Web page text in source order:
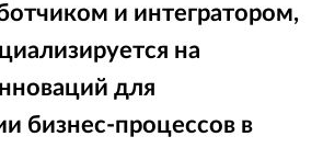
и интегратором,
на
для
бизнес-процессов в